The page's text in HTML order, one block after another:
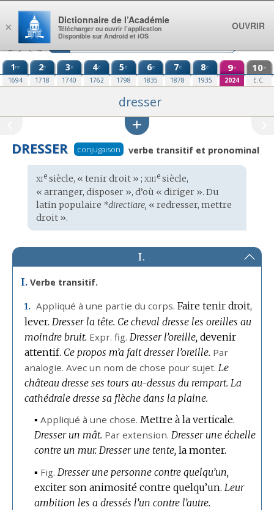
Aller au contenu
1re
1694
2e
1718
3e
1740
4e
1762
5e
1798
6e
1835
7e
1878
8e
1935
9e
2024
10e
E.C.
dresser
DRESSER conjugaison verbe transitif et pronominal
Étymologie
:
xiesiècle, « tenir droit » ; xiiiesiècle,
« arranger, disposer », d’où « diriger ». Du
latin populaire *directiare, « redresser, mettre
droit ».
I.
I. Verbe transitif.
1. Appliqué à une partie du corps. Faire tenir droit,
lever. Dresser la tête. Ce cheval dresse les oreilles au
moindre bruit. Expr. fig. Dresser l’oreille, devenir
attentif. Ce propos m’a fait dresser l’oreille. Par
analogie. Avec un nom de chose pour sujet. Le
château dresse ses tours au-dessus du rempart. La
cathédrale dresse sa flèche dans la plaine.
▪ Appliqué à une chose. Mettre à la verticale.
Dresser un mât. Par extension. Dresser une échelle
contre un mur. Dresser une tente, la monter.
▪ Fig. Dresser une personne contre quelqu’un,
exciter son animosité contre quelqu’un. Leur
ambition les a dressés l’un contre l’autre.
×
Dictionnaire de l’Académie
Télécharger ou ouvrir l’application
Disponible sur Android et iOS
OUVRIR